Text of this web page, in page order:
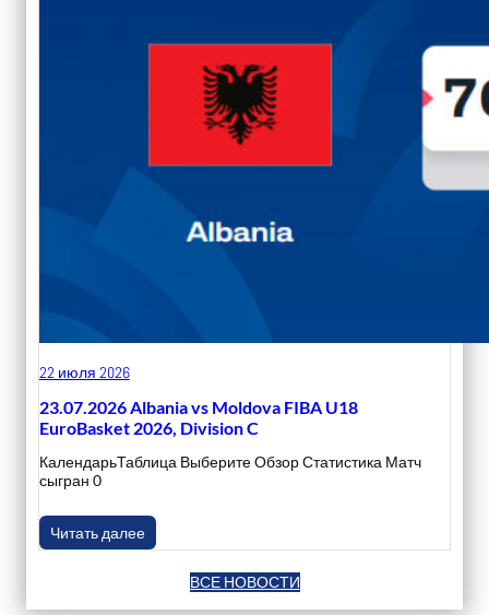
22 июля 2026
23.07.2026 Albania vs Moldova FIBA U18
EuroBasket 2026, Division C
КалендарьТаблица Выберите Обзор Статистика Матч
сыгран 0
Читать далее
ВСЕ НОВОСТИ